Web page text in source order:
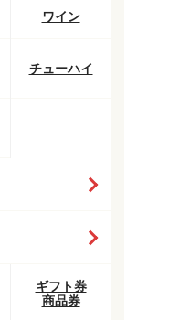
ワイン
チューハイ
ギフト券
商品券